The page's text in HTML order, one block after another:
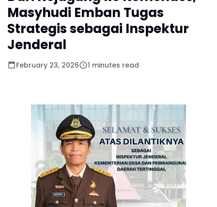
Masyhudi Emban Tugas
Strategis sebagai Inspektur
Jenderal
February 23, 2026 1 minutes read